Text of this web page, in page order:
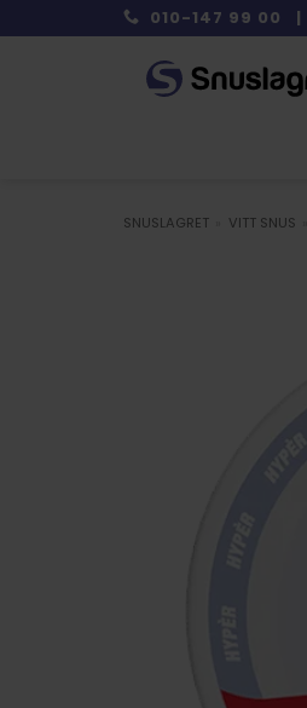
to
010-147 99 00 |
SNUSLAGRET VITT SNUS